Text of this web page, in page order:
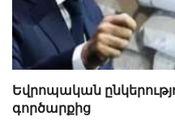
Եվրոպական
գործարքից